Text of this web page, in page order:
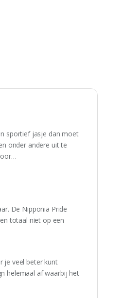
sportief jasje dan moet
onder andere uit te
De Nipponia Pride
totaal niet op een
je veel beter kunt
helemaal af waarbij het